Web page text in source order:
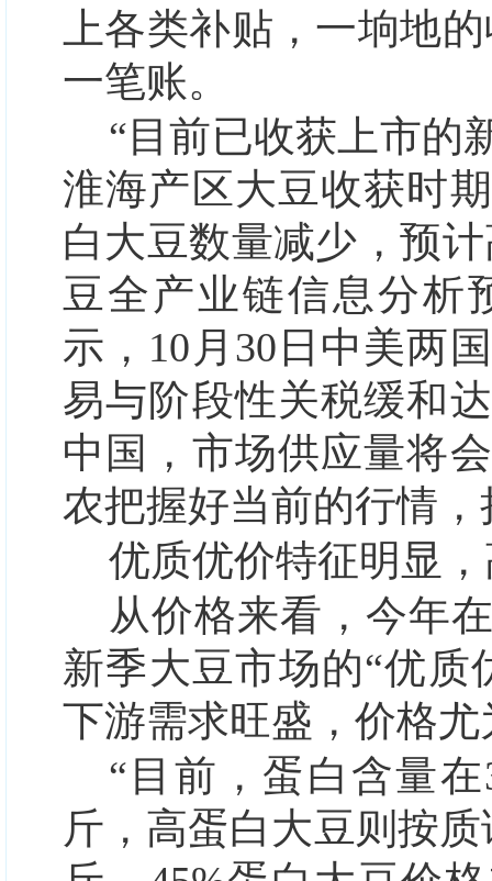
上各类补贴，一垧地
一笔账。
“目前已收获上市的
淮海产区大豆收获时
白大豆数量减少，预
豆全产业链信息分析
示，10月30日中美两
易与阶段性关税缓和
中国，市场供应量将
农把握好当前的行情
优质优价特征明显
从价格来看，今年
新季大豆市场的“优质
下游需求旺盛，价格
“目前，蛋白含量
斤，高蛋白大豆则按